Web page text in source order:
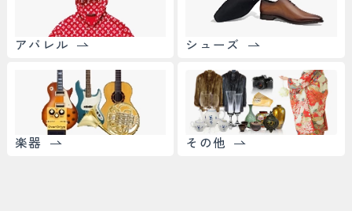
アパレル シューズ
楽器 その他